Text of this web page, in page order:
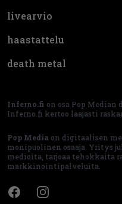
livearvio
haastattelu
death metal
Inferno.fi on osa Pop
Inferno.fi kertoo laajasti
Pop Media on digitaalisen
monipuolinen osaaja. Yritys
medioita, tarjoaa tehokkaita
markkinointipalveluita.
FacebookInstagram